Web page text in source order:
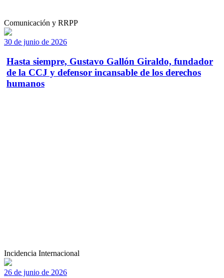
Comunicación y RRPP
30 de junio de 2026
Hasta siempre, Gustavo Gallón Giraldo, fundador
de la CCJ y defensor incansable de los derechos
humanos
Incidencia Internacional
26 de junio de 2026